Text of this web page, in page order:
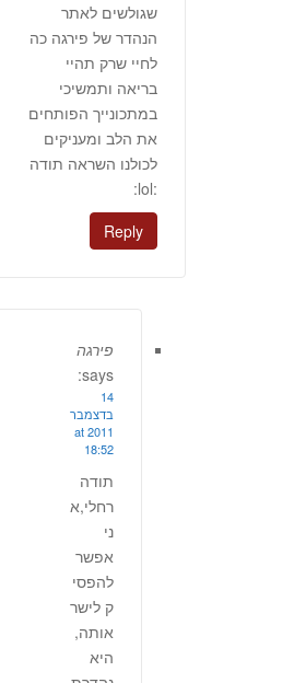
שגולשים לאתר
הנהדר של פירגה כה
לחיי שרק תהיי
בריאה ותמשיכי
במתכונייך הפותחים
את הלב ומעניקים
לכולנו השראה תודה
:lol:
Reply
פירגה
says:
14
בדצמבר
2011 at
18:52
תודה
רחלי,א
ני
אפשר
להפסי
ק לישר
אותה,
היא